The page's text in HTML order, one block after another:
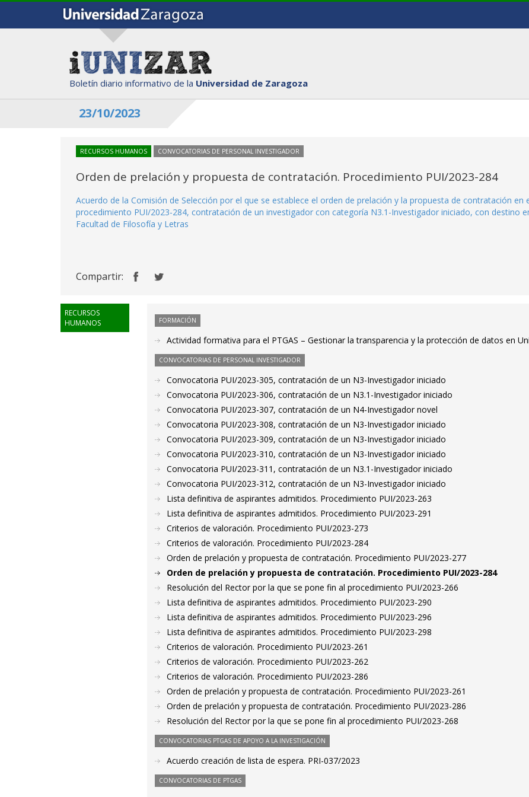
Boletín diario informativo de la Universidad de Zaragoza
23/10/2023
RECURSOS HUMANOS CONVOCATORIAS DE PERSONAL INVESTIGADOR
Orden de prelación y propuesta de contratación. Procedimiento PUI/2023-284
Acuerdo de la Comisión de Selección por el que se establece el orden de prelación y la propuesta de contratación en
procedimiento PUI/2023-284, contratación de un investigador con categoría N3.1-Investigador iniciado, con destino
Facultad de Filosofía y Letras
Compartir:
RECURSOS
HUMANOS
FORMACIÓN
Actividad formativa para el PTGAS – Gestionar la transparencia y la protección de datos en
CONVOCATORIAS DE PERSONAL INVESTIGADOR
Convocatoria PUI/2023-305, contratación de un N3-Investigador iniciado
Convocatoria PUI/2023-306, contratación de un N3.1-Investigador iniciado
Convocatoria PUI/2023-307, contratación de un N4-Investigador novel
Convocatoria PUI/2023-308, contratación de un N3-Investigador iniciado
Convocatoria PUI/2023-309, contratación de un N3-Investigador iniciado
Convocatoria PUI/2023-310, contratación de un N3-Investigador iniciado
Convocatoria PUI/2023-311, contratación de un N3.1-Investigador iniciado
Convocatoria PUI/2023-312, contratación de un N3-Investigador iniciado
Lista definitiva de aspirantes admitidos. Procedimiento PUI/2023-263
Lista definitiva de aspirantes admitidos. Procedimiento PUI/2023-291
Criterios de valoración. Procedimiento PUI/2023-273
Criterios de valoración. Procedimiento PUI/2023-284
Orden de prelación y propuesta de contratación. Procedimiento PUI/2023-277
Orden de prelación y propuesta de contratación. Procedimiento PUI/2023-284
Resolución del Rector por la que se pone fin al procedimiento PUI/2023-266
Lista definitiva de aspirantes admitidos. Procedimiento PUI/2023-290
Lista definitiva de aspirantes admitidos. Procedimiento PUI/2023-296
Lista definitiva de aspirantes admitidos. Procedimiento PUI/2023-298
Criterios de valoración. Procedimiento PUI/2023-261
Criterios de valoración. Procedimiento PUI/2023-262
Criterios de valoración. Procedimiento PUI/2023-286
Orden de prelación y propuesta de contratación. Procedimiento PUI/2023-261
Orden de prelación y propuesta de contratación. Procedimiento PUI/2023-286
Resolución del Rector por la que se pone fin al procedimiento PUI/2023-268
CONVOCATORIAS PTGAS DE APOYO A LA INVESTIGACIÓN
Acuerdo creación de lista de espera. PRI-037/2023
CONVOCATORIAS DE PTGAS